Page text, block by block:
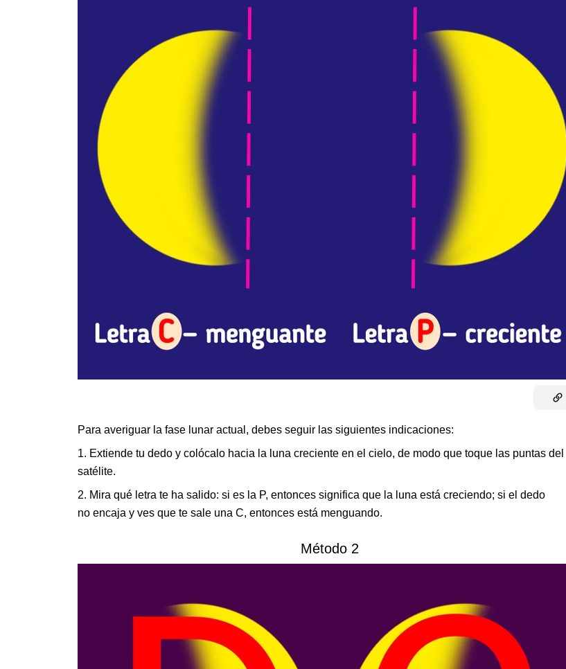
Para averiguar la fase lunar actual, debes seguir las siguientes indicaciones:
1. Extiende tu dedo y colócalo hacia la luna creciente en el cielo, de modo que toque las puntas del
satélite.
2. Mira qué letra te ha salido: si es la P, entonces significa que la luna está creciendo; si el dedo
no encaja y ves que te sale una C, entonces está menguando.
Método 2